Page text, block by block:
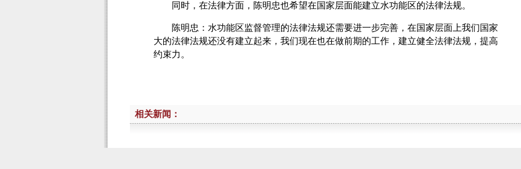
同时，在法律方面，陈明忠也希望在国家层面能建立水功能区的法律法规。
陈明忠：水功能区监督管理的法律法规还需要进一步完善，在国家层面上我们国家
大的法律法规还没有建立起来，我们现在也在做前期的工作，建立健全法律法规，提高
约束力。
相关新闻：